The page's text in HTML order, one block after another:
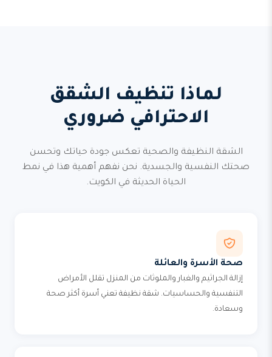
لماذا تنظيف الشقق
الاحترافي ضروري
الشقة النظيفة والصحية تعكس جودة حياتك وتحسن
صحتك النفسية والجسدية. نحن نفهم أهمية هذا في نمط
الحياة الحديثة في الكويت.
صحة الأسرة والعائلة
إزالة الجراثيم والغبار والملوثات من المنزل تقلل الأمراض
التنفسية والحساسيات. شقة نظيفة تعني أسرة أكثر صحة
وسعادة.